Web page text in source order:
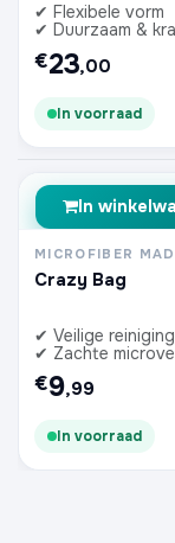
✔ Flexibele vorm
✔ Duurzaam &
€23,00
In voorraad
In
MICROFIBER
Crazy Bag
✔ Veilige reiniging
✔ Zachte
€9,99
In voorraad